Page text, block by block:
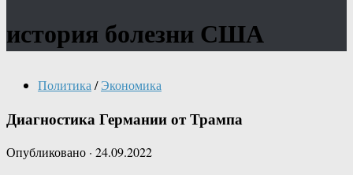
история болезни США
Политика / Экономика
Диагностика Германии от Трампа
Опубликовано · 24.09.2022